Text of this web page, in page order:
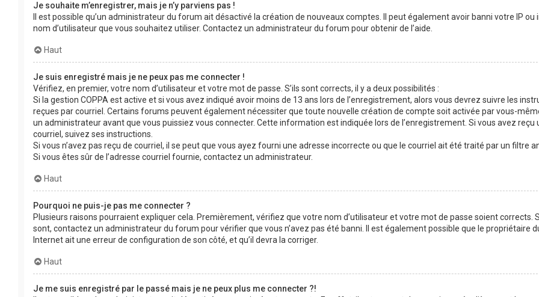
Je souhaite m’enregistrer, mais je n’y parviens pas !
Il est possible qu’un administrateur du forum ait désactivé la création de nouveaux comptes. Il peut également avoir banni votre IP ou
nom d’utilisateur que vous souhaitez utiliser. Contactez un administrateur du forum pour obtenir de l’aide.
Haut
Je suis enregistré mais je ne peux pas me connecter !
Vérifiez, en premier, votre nom d’utilisateur et votre mot de passe. S’ils sont corrects, il y a deux possibilités :
Si la gestion COPPA est active et si vous avez indiqué avoir moins de 13 ans lors de l’enregistrement, alors vous devrez suivre les
reçues par courriel. Certains forums peuvent également nécessiter que toute nouvelle création de compte soit activée par vous-
un administrateur avant que vous puissiez vous connecter. Cette information est indiquée lors de l’enregistrement. Si vous avez reçu
courriel, suivez ses instructions.
Si vous n’avez pas reçu de courriel, il se peut que vous ayez fourni une adresse incorrecte ou que le courriel ait été traité par un filtre
Si vous êtes sûr de l’adresse courriel fournie, contactez un administrateur.
Haut
Pourquoi ne puis-je pas me connecter ?
Plusieurs raisons pourraient expliquer cela. Premièrement, vérifiez que votre nom d’utilisateur et votre mot de passe soient corrects.
sont, contactez un administrateur du forum pour vérifier que vous n’avez pas été banni. Il est également possible que le propriétaire
Internet ait une erreur de configuration de son côté, et qu’il devra la corriger.
Haut
Je me suis enregistré par le passé mais je ne peux plus me connecter ?!